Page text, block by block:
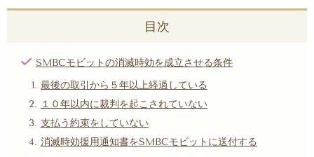
目次
SMBCモビットの消滅時効を成立させる条件
最後の取引から５年以上経過している
１０年以内に裁判を起こされていない
支払う約束をしていない
消滅時効援用通知書をSMBCモビットに送付する